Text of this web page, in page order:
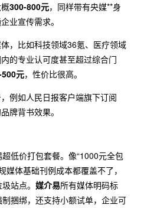
300-800元，同样带有央媒**身
业宣传需求。
，比如科技领域36氪、医疗领域
的专业认可度甚至超过综合门
元，性价比很高。
例如人民日报客户端旗下订阅
牌背书效果。
低价打包套餐。像“1000元全包
媒体基础刊例成本都覆盖不了，
站点。 媒介易所有媒体明码标
捆绑，还支持小额试单，企业可